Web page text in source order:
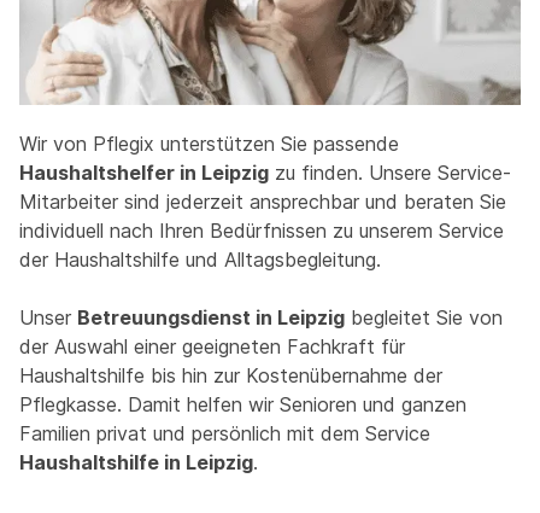
Wir von Pflegix unterstützen Sie passende
Haushaltshelfer in Leipzig zu finden. Unsere Service-
Mitarbeiter sind jederzeit ansprechbar und beraten Sie
individuell nach Ihren Bedürfnissen zu unserem Service
der Haushaltshilfe und Alltagsbegleitung.
Unser Betreuungsdienst in Leipzig begleitet Sie von
der Auswahl einer geeigneten Fachkraft für
Haushaltshilfe bis hin zur Kostenübernahme der
Pflegkasse. Damit helfen wir Senioren und ganzen
Familien privat und persönlich mit dem Service
Haushaltshilfe in Leipzig.